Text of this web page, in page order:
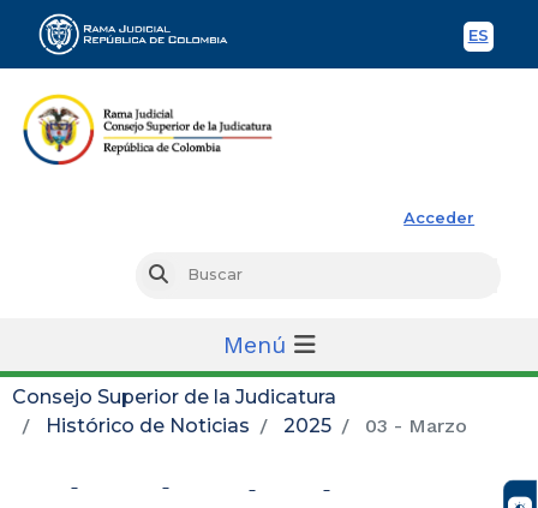
ES
Acceder
Buscar
Menú
Consejo Superior de la Judicatura
Histórico de Noticias
2025 03 - Marzo